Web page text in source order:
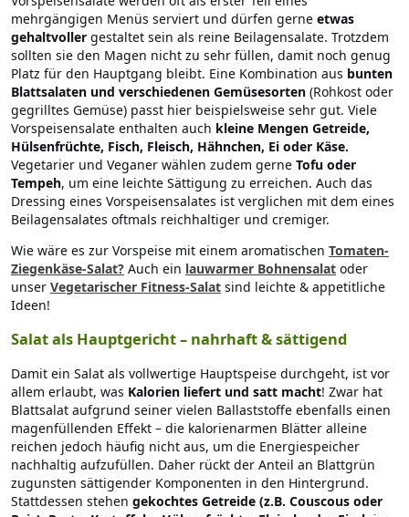
mehrgängigen Menüs serviert und dürfen gerne etwas
gehaltvoller gestaltet sein als reine Beilagensalate. Trotzdem
sollten sie den Magen nicht zu sehr füllen, damit noch genug
Platz für den Hauptgang bleibt. Eine Kombination aus bunten
Blattsalaten und verschiedenen Gemüsesorten (Rohkost oder
gegrilltes Gemüse) passt hier beispielsweise sehr gut. Viele
Vorspeisensalate enthalten auch kleine Mengen Getreide,
Hülsenfrüchte, Fisch, Fleisch, Hähnchen, Ei oder Käse.
Vegetarier und Veganer wählen zudem gerne Tofu oder
Tempeh, um eine leichte Sättigung zu erreichen. Auch das
Dressing eines Vorspeisensalates ist verglichen mit dem eines
Beilagensalates oftmals reichhaltiger und cremiger.
Wie wäre es zur Vorspeise mit einem aromatischen Tomaten-
Ziegenkäse-Salat? Auch ein lauwarmer Bohnensalat oder
unser Vegetarischer Fitness-Salat sind leichte & appetitliche
Ideen!
Salat als Hauptgericht – nahrhaft & sättigend
Damit ein Salat als vollwertige Hauptspeise durchgeht, ist vor
allem erlaubt, was Kalorien liefert und satt macht! Zwar hat
Blattsalat aufgrund seiner vielen Ballaststoffe ebenfalls einen
magenfüllenden Effekt – die kalorienarmen Blätter alleine
reichen jedoch häufig nicht aus, um die Energiespeicher
nachhaltig aufzufüllen. Daher rückt der Anteil an Blattgrün
zugunsten sättigender Komponenten in den Hintergrund.
Stattdessen stehen gekochtes Getreide (z.B. Couscous oder